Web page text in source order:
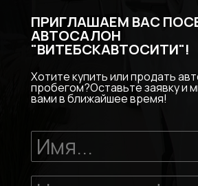
ПРИГЛАШАЕМ ВАС
АВТОСАЛОН
"ВИТЕБСКАВТОСИТИ"!
Хотите купить или продать
пробегом?Оставьте заявку и
вами в ближайшее время!